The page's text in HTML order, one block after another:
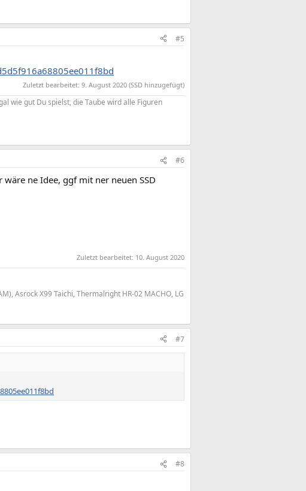
#5
Zuletzt bearbeitet: 9. August 2020 (SSD hinzugefügt)
wie gut Du spielst, die Taube wird alle Figuren
#6
ne Idee, ggf mit ner neuen SSD
Zuletzt bearbeitet: 10. August 2020
Asrock X99 Taichi, Thermalright HR-02 MACHO, LG
#7
#8